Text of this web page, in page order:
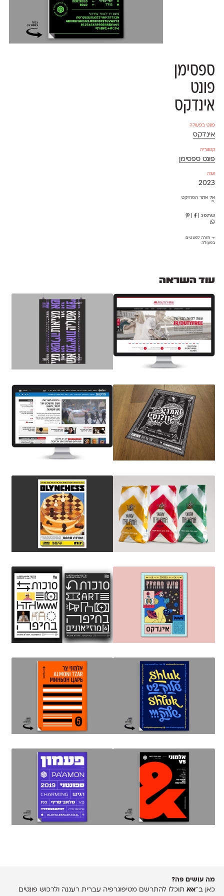
ספסימן
פונט
אינדקס
פונט בפעולה
אינדקס
קטגוריה
פונט ספסימן
שנה
2023
אל אתר הפרויקט
⇱
שתפו: |
→ חזרה לפונטים
בפעולה
עוד השראה
מה עושים פה?
כאן ב־אאאתוכלו להתרשם מטיפוגרפיה עברית רעננה ולרכוש פונטים